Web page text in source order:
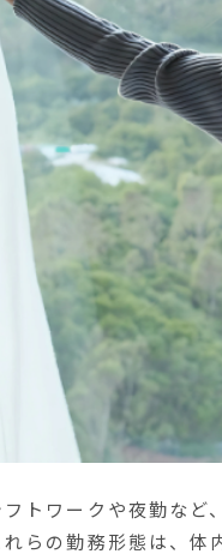
フトワークや夜勤など
れらの勤務形態は、体